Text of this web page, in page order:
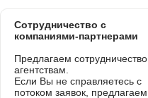
Сотрудничество с
компаниями-партнерами
Предлагаем сотрудничество
агентствам.
Если Вы не справляетесь с
потоком заявок, предлагаем